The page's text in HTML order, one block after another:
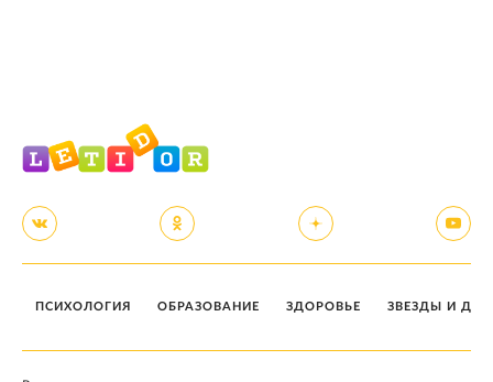
ПСИХОЛОГИЯ ОБРАЗОВАНИЕ ЗДОРОВЬЕ ЗВЕЗДЫ И